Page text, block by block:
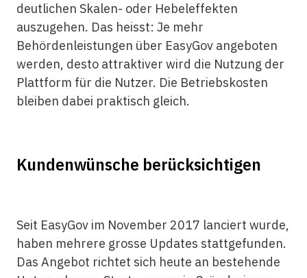
deutlichen Skalen- oder Hebeleffekten
auszugehen. Das heisst: Je mehr
Behördenleistungen über EasyGov angeboten
werden, desto attraktiver wird die Nutzung der
Plattform für die Nutzer. Die Betriebskosten
bleiben dabei praktisch gleich.
Kundenwünsche berücksichtigen
Seit EasyGov im November 2017 lanciert wurde,
haben mehrere grosse Updates stattgefunden.
Das Angebot richtet sich heute an bestehende